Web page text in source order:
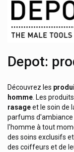
Matériel médical et
Médicaments et santé
Naturopathie
Prix attractifs
Produits vétérinaires
Vitamines et alimentation
Depot:
Découvrez les
homme. Les
rasageet le soin de
parfums d'ambiance
l'homme à tout
des soins exclusifs
des coiffeurs et de
Collutabs Pastilles
Coloplast
Compeed
Contralco
Contrel
Convatec
Conveen